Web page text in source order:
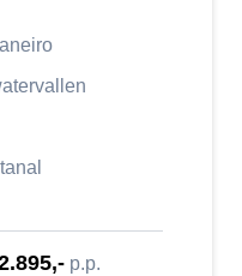
p.p.